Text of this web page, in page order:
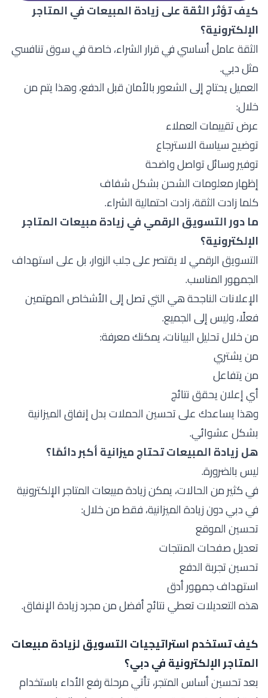
كيف تؤثر الثقة على زيادة المبيعات في المتاجر
الإلكترونية؟
الثقة عامل أساسي في قرار الشراء، خاصة في سوق تنافسي
مثل دبي.
العميل يحتاج إلى الشعور بالأمان قبل الدفع، وهذا يتم من
خلال:
عرض تقييمات العملاء
توضيح سياسة الاسترجاع
توفير وسائل تواصل واضحة
إظهار معلومات الشحن بشكل شفاف
كلما زادت الثقة، زادت احتمالية الشراء.
ما دور التسويق الرقمي في زيادة مبيعات المتاجر
الإلكترونية؟
التسويق الرقمي لا يقتصر على جلب الزوار، بل على استهداف
الجمهور المناسب.
الإعلانات الناجحة هي التي تصل إلى الأشخاص المهتمين
فعلًا، وليس إلى الجميع.
من خلال تحليل البيانات، يمكنك معرفة:
من يشتري
من يتفاعل
أي إعلان يحقق نتائج
وهذا يساعدك على تحسين الحملات بدل إنفاق الميزانية
بشكل عشوائي.
هل زيادة المبيعات تحتاج ميزانية أكبر دائمًا؟
ليس بالضرورة.
في كثير من الحالات، يمكن زيادة مبيعات المتاجر الإلكترونية
في دبي دون زيادة الميزانية، فقط من خلال:
تحسين الموقع
تعديل صفحات المنتجات
تحسين تجربة الدفع
استهداف جمهور أدق
هذه التعديلات تعطي نتائج أفضل من مجرد زيادة الإنفاق.
كيف تستخدم استراتيجيات التسويق لزيادة مبيعات
المتاجر الإلكترونية في دبي؟
بعد تحسين أساس المتجر، تأتي مرحلة رفع الأداء باستخدام